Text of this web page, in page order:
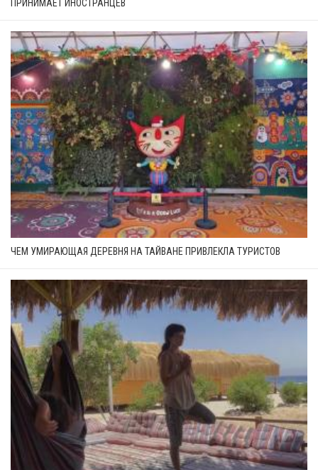
ПРИНИМАЕТ ИНОСТРАНЦЕВ
ЧЕМ УМИРАЮЩАЯ ДЕРЕВНЯ НА ТАЙВАНЕ ПРИВЛЕКЛА ТУРИСТОВ